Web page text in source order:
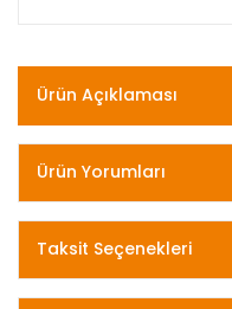
Ürün Açıklaması
Ürün Yorumları
Taksit Seçenekleri